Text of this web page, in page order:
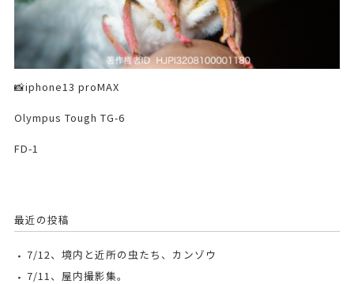
📸iphone13 proMAX
Olympus Tough TG-6
FD-1
最近の投稿
7/12、境内と近所の虫たち、カンゾウ
7/11、屋内撮影集。